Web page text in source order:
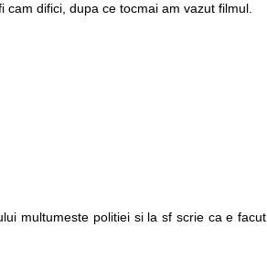
cam difici, dupa ce tocmai am vazut filmul.
multumeste politiei si la sf scrie ca e facut